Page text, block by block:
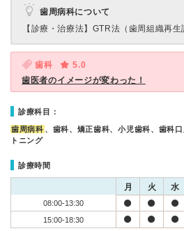
歯周病科について
【診療・治療法】 GTR法（歯周組織再生
歯科
5.0
歯医者のイメージが変わった！
診療科目：
歯周病科 、歯科、矯正歯科、小児歯科、歯科
トニング
診療時間
月 火 水
08:00-13:30
15:00-18:30